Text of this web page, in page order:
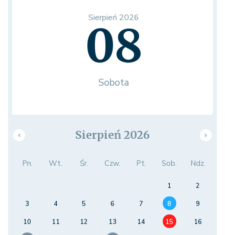
Sierpień 2026
08
Sobota
Sierpień 2026
Pn. Wt. Śr. Czw. Pt. Sob. Ndz.
1
2
3
4 5 6 7 8
9
10
11 12 13 14 15
16